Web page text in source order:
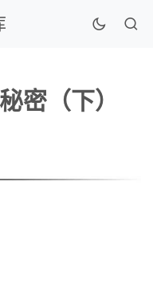
密（下）